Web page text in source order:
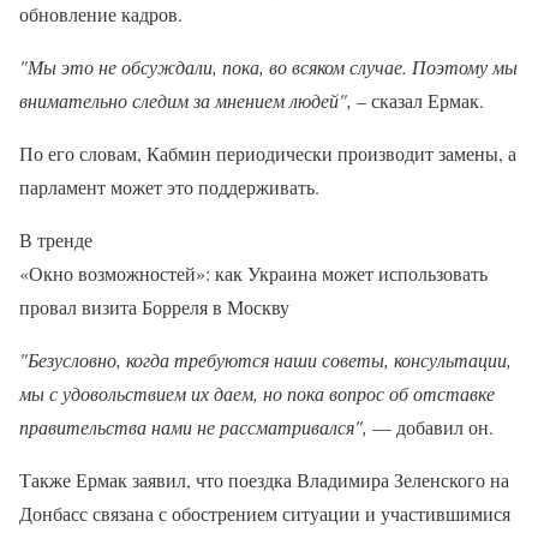
обновление кадров.
"Мы это не обсуждали, пока, во всяком случае. Поэтому мы
внимательно следим за мнением людей", – сказал Ермак.
По его словам, Кабмин периодически производит замены, а
парламент может это поддерживать.
В тренде
«Окно возможностей»: как Украина может использовать
провал визита Борреля в Москву
"Безусловно, когда требуются наши советы, консультации,
мы с удовольствием их даем, но пока вопрос об отставке
правительства нами не рассматривался", — добавил он.
Также Ермак заявил, что поездка Владимира Зеленского на
Донбасс связана с обострением ситуации и участившимися